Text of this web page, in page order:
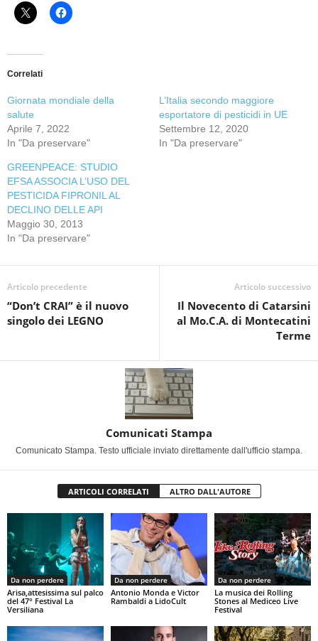
Correlati
Giornata mondiale della
salute
Aprile 7, 2022
In "Da preservare"
L’Italia secondo maggiore
esportatore di pesticidi in UE
Settembre 12, 2020
In "Da preservare"
GREENPEACE: STUDIO
EFSA ASSOCIA L’USO DEL
PESTICIDA FIPRONIL AL
DECLINO DELLE API
Maggio 30, 2013
In "Da preservare"
Articolo precedente
“Don’t CRAI” è il nuovo
singolo dei LEGNO
Articolo successivo
Il Novecento di Catarsini
al Mo.C.A. di Montecatini
Terme
Comunicati Stampa
Comunicato Stampa. Testo ufficiale inviato direttamente dall'ufficio stampa.
ARTICOLI CORRELATI ALTRO DALL'AUTORE
Da non perdere
Arisa,attesissima sul palco
del 47° Festival La
Versiliana
Da non perdere
Antonio Monda e Victor
Rambaldi a LidoCult
Da non perdere
La musica dei Rolling
Stones al Mediceo Live
Festival